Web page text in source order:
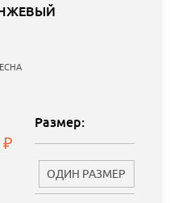
Размер:
ОДИН РАЗМЕР